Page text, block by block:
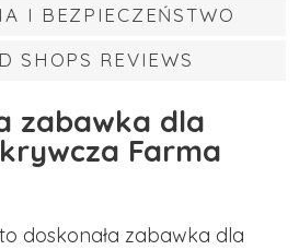
I BEZPIECZEŃSTWO
SHOPS REVIEWS
zabawka dla
Farma
to doskonała zabawka dla